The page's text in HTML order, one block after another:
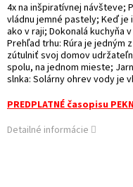
4x na inšpiratívnej návšteve;
vládnu jemné pastely; Keď
ako v raji; Dokonalá kuchyňa
Prehľad trhu: Rúra je jedným
zútulniť svoj domov
spolu, na jednom mieste;
slnka: Solárny ohrev vody je
PREDPLATNÉ časopisu
Detailné informácie